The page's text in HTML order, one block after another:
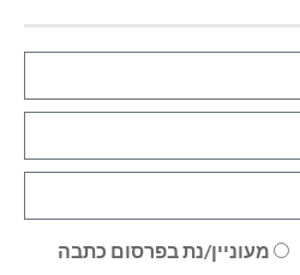
מעוניין/נת בפרסום כתבה